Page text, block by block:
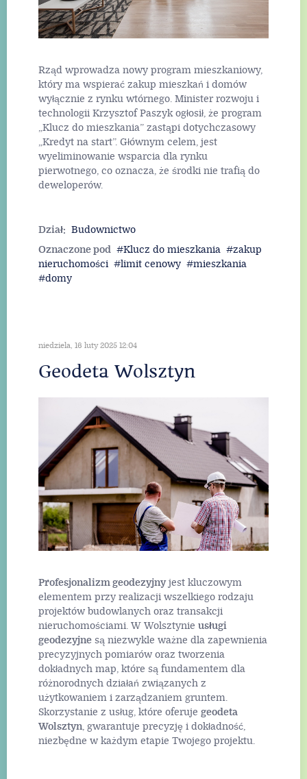
Rząd wprowadza nowy program mieszkaniowy,
który ma wspierać zakup mieszkań i domów
wyłącznie z rynku wtórnego. Minister rozwoju i
technologii Krzysztof Paszyk ogłosił, że program
„Klucz do mieszkania” zastąpi dotychczasowy
„Kredyt na start”. Głównym celem, jest
wyeliminowanie wsparcia dla rynku
pierwotnego, co oznacza, że środki nie trafią do
deweloperów.
Dział: Budownictwo
Oznaczone pod
Klucz do mieszkania
zakup
nieruchomości
limit cenowy
mieszkania
domy
niedziela, 16 luty 2025 12:04
Geodeta Wolsztyn
Profesjonalizm geodezyjnyjest kluczowym
elementem przy realizacji wszelkiego rodzaju
projektów budowlanych oraz transakcji
nieruchomościami. W Wolsztynie usługi
geodezyjne są niezwykle ważne dla zapewnienia
precyzyjnych pomiarów oraz tworzenia
dokładnych map, które są fundamentem dla
różnorodnych działań związanych z
użytkowaniem i zarządzaniem gruntem.
Skorzystanie z usług, które oferuje geodeta
Wolsztyn, gwarantuje precyzję i dokładność,
niezbędne w każdym etapie Twojego projektu.